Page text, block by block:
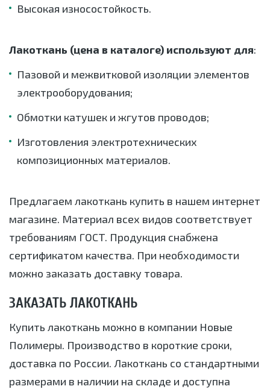
Высокая износостойкость.
Лакоткань (цена в каталоге) используют для:
Пазовой и межвитковой изоляции элементов
электрооборудования;
Обмотки катушек и жгутов проводов;
Изготовления электротехнических
композиционных материалов.
Предлагаем лакоткань купить в нашем интернет
магазине. Материал всех видов соответствует
требованиям ГОСТ. Продукция снабжена
сертификатом качества. При необходимости
можно заказать доставку товара.
ЗАКАЗАТЬ ЛАКОТКАНЬ
Купить лакоткань можно в компании Новые
Полимеры. Производство в короткие сроки,
доставка по России. Лакоткань со стандартными
размерами в наличии на складе и доступна